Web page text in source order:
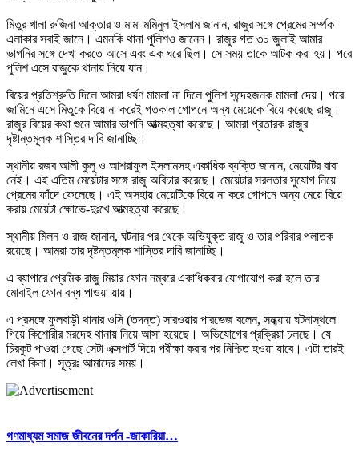
মিতুর খালা রুজিনা আক্তার ও মামা মমিনুল ইসলাম জানান, রাজুর সঙ্গে প্রেমের সর্ম্পক
এলাকার সবাই জানে। এমনকি থানা পুলিশও জানেন। রাজুর গত ৩০ জুলাই আমার
ভাগনির সঙ্গে দেখা করতে আসে এবং এক ঘরে ছিল। সে সময় তাকে আটক করা হয়। পরে
পুলিশ এসে রাজুকে থানায় নিয়ে যান।
বিয়ের প্রতিশ্রুতি দিলে আমরা ধর্ষণ মামলা না দিলে পুলিশ সন্দেহজনক মামলা দেয়। পরে
জামিনে এসে মিতুকে বিয়ে না করেই গতকাল গোপনে অন্য মেয়েকে বিয়ে করেছে রাজু।
রাজুর বিয়ের কথা শুনে আমার ভাগনি আত্মহত্যা করেছে। আমরা প্রতারক রাজুর
দৃষ্টান্তমূলক শাস্তির দাবি জানাচ্ছি।
স্থানীয় রজব আলী কুলু ও আশরাফুল ইসলামসহ একাধিক ব্যক্তি জানান, মেয়েটির বাবা
নেই। এই এতিম মেয়েটার সঙ্গে রাজু অবিচার করেছে। মেয়েটার সরলতার সুযোগ নিয়ে
প্রেমের ফাঁদে ফেলেছে। এই অসহায় মেয়েটিকে বিয়ে না করে গোপনে অন্য মেয়ে বিয়ে
করায় মেয়েটা ক্ষোভে-দুঃখে আত্মহত্যা করেছে।
স্থানীয় মিলন ও রাজ জানান, ঘটনার পর থেকে অভিযুক্ত রাজু ও তার পরিবার পলাতক
রয়েছে। আমরা তার দৃষ্টন্তমূলক শাস্তির দাবি জানাচ্ছি।
এ ব্যাপারে প্রেমিক রাজু মিয়ার ফোন নম্বরে একাধিকবার যোগাযোগ করা হলে তার
মোবাইল ফোন বন্ধ পাওয়া য়ায়।
এ প্রসঙ্গে ফুলবাড়ী থানার ওসি (তদন্ত) সারওয়ার পারভেজ বলেন, সন্ধ্যায় ঘটনাস্থলে
গিয়ে কিশোরীর মরদেহ থানায় নিয়ে আসা হয়েছে। অভিযোগের প্রক্রিয়া চলছে। যে
চিরকুট পাওয়া গেছে সেটা এক্সপার্ট দিয়ে পরীক্ষা করার পর নিশ্চিত হওয়া যাবে। এটা তারই
লেখা কিনা। সূত্রঃ আমাদের সময়।
গণমাধ্যম সমাজ জীবনের দর্পন -জাকারিয়া…